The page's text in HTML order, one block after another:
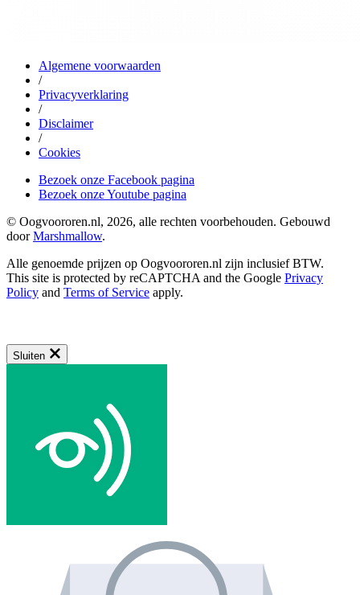
Algemene voorwaarden
/
Privacyverklaring
/
Disclaimer
/
Cookies
Bezoek onze Facebook pagina
Bezoek onze Youtube pagina
© Oogvoororen.nl, 2026, alle rechten voorbehouden. Gebouwd
doorMarshmallow.
Alle genoemde prijzen op Oogvoororen.nl zijn inclusief BTW.
This site is protected by reCAPTCHA and the Google Privacy
Policy and Terms of Service apply.
Sluiten